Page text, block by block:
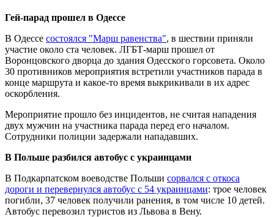
Гей-парад прошел в Одессе
В Одессе состоялся "Марш равенства", в шествии приняли
участие около ста человек. ЛГБТ-марш прошел от
Воронцовского дворца до здания Одесского горсовета. Около
30 противников мероприятия встретили участников парада в
конце маршрута и какое-то время выкрикивали в их адрес
оскорбления.
Мероприятие прошло без инцидентов, не считая нападения
двух мужчин на участника парада перед его началом.
Сотрудники полиции задержали нападавших.
В Польше разбился автобус с украинцами
В Подкарпатском воеводстве Польши сорвался с откоса
дороги и перевернулся автобус с 54 украинцами: трое человек
погибли, 37 человек получили ранения, в том числе 10 детей.
Автобус перевозил туристов из Львова в Вену.